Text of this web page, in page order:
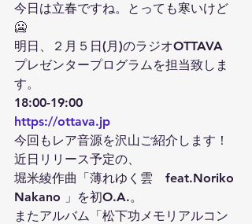
今日は立春ですね。とっても寒いけど
🥶
明日、２月５日(月)のラジオOTTAVA
プレゼンタープログラムを担当致しま
す。
18:00-19:00
https://ottava.jp
今回もレア音源を沢山ご紹介します！
近日リリース予定の、
堀米綾作曲「薄れゆく雲　feat.Noriko
Nakano 」を初O.A.。
またアルバム「松下功メモリアルコン